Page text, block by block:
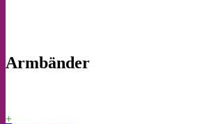
Armbänder
+